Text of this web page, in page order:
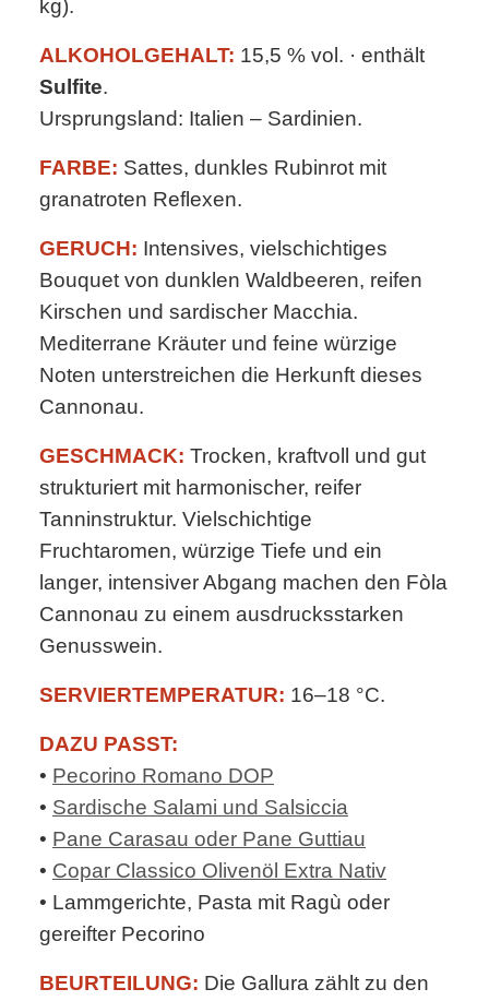
kg).
ALKOHOLGEHALT: 15,5 % vol. · enthält
Sulfite.
Ursprungsland: Italien – Sardinien.
FARBE: Sattes, dunkles Rubinrot mit
granatroten Reflexen.
GERUCH: Intensives, vielschichtiges
Bouquet von dunklen Waldbeeren, reifen
Kirschen und sardischer Macchia.
Mediterrane Kräuter und feine würzige
Noten unterstreichen die Herkunft dieses
Cannonau.
GESCHMACK: Trocken, kraftvoll und gut
strukturiert mit harmonischer, reifer
Tanninstruktur. Vielschichtige
Fruchtaromen, würzige Tiefe und ein
langer, intensiver Abgang machen den Fòla
Cannonau zu einem ausdrucksstarken
Genusswein.
SERVIERTEMPERATUR: 16–18 °C.
DAZU PASST:
• Pecorino Romano DOP
• Sardische Salami und Salsiccia
• Pane Carasau oder Pane Guttiau
• Copar Classico Olivenöl Extra Nativ
• Lammgerichte, Pasta mit Ragù oder
gereifter Pecorino
BEURTEILUNG: Die Gallura zählt zu den